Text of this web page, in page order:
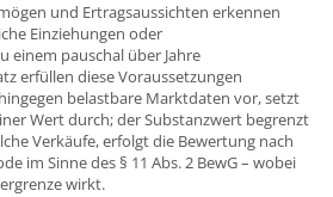
und Ertragsaussichten erkennen
Einziehungen oder
einem pauschal über Jahre
erfüllen diese Voraussetzungen
belastbare Marktdaten vor, setzt
Wert durch; der Substanzwert begrenzt
Verkäufe, erfolgt die Bewertung nach
im Sinne des § 11 Abs. 2 BewG – wobei
wirkt.